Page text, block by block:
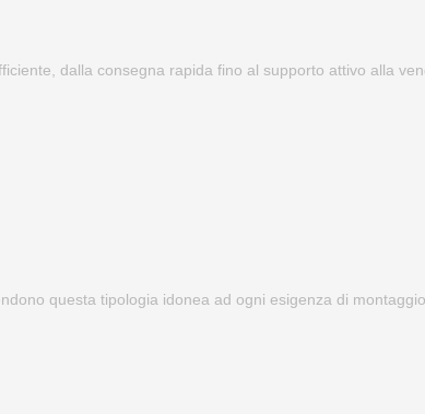
dalla consegna rapida fino al supporto attivo alla
questa tipologia idonea ad ogni esigenza di